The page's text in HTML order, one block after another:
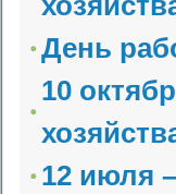
День
10
12 июля